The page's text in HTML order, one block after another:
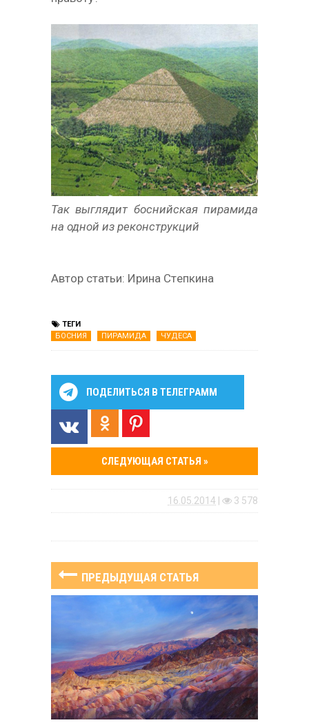
Так выглядит боснийская пирамида
на одной из реконструкций
Автор статьи: Иpинa Стeпкинa
ТЕГИ
БОСНИЯ
ПИРАМИДА ЧУДЕСА
ПОДЕЛИТЬСЯ В ТЕЛЕГРАММ
СЛЕДУЮЩАЯ СТАТЬЯ »
16.05.2014 3 578
ПРЕДЫДУЩАЯ СТАТЬЯ